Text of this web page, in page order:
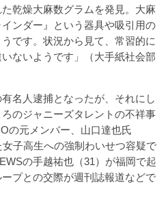
乾燥大麻数グラムを発見。大麻
ンダー』という器具や吸引用の
です。状況から見て、常習的に
ないようです」（大手紙社会部
名人逮捕となったが、それにし
のジャニーズタレントの不祥事
の元メンバー、山口達也氏
女子高生への強制わいせつ容疑で
の手越祐也（31）が福岡で起
プとの交際が週刊誌報道などで